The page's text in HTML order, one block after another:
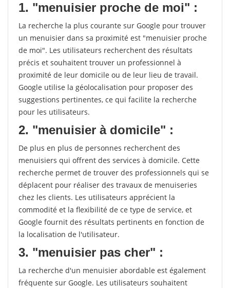
1. "menuisier proche de moi" :
La recherche la plus courante sur Google pour trouver
un menuisier dans sa proximité est "menuisier proche
de moi". Les utilisateurs recherchent des résultats
précis et souhaitent trouver un professionnel à
proximité de leur domicile ou de leur lieu de travail.
Google utilise la géolocalisation pour proposer des
suggestions pertinentes, ce qui facilite la recherche
pour les utilisateurs.
2. "menuisier à domicile" :
De plus en plus de personnes recherchent des
menuisiers qui offrent des services à domicile. Cette
recherche permet de trouver des professionnels qui se
déplacent pour réaliser des travaux de menuiseries
chez les clients. Les utilisateurs apprécient la
commodité et la flexibilité de ce type de service, et
Google fournit des résultats pertinents en fonction de
la localisation de l'utilisateur.
3. "menuisier pas cher" :
La recherche d'un menuisier abordable est également
fréquente sur Google. Les utilisateurs souhaitent